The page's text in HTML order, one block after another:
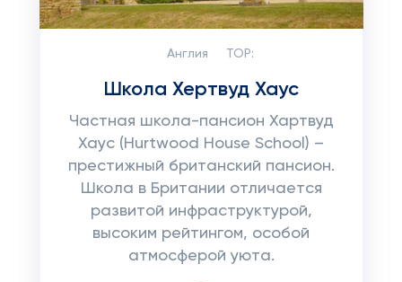
Англия TOP:
Школа Хертвуд Хаус
Частная школа-пансион Хартвуд
Хаус (Hurtwood House School) –
престижный британский пансион.
Школа в Британии отличается
развитой инфраструктурой,
высоким рейтингом, особой
атмосферой уюта.